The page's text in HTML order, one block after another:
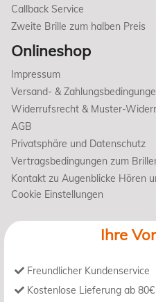
Callback Service
Zweite Brille zum halben Preis
Onlineshop
Impressum
Versand- &
Widerrufsrecht & Muster-
AGB
Privatsphäre und Datenschutz
Vertragsbedingungen zum
Kontakt zu Augenblicke Hören
Cookie Einstellungen
Ihre
Freundlicher Kundenservice
Kostenlose Lieferung ab